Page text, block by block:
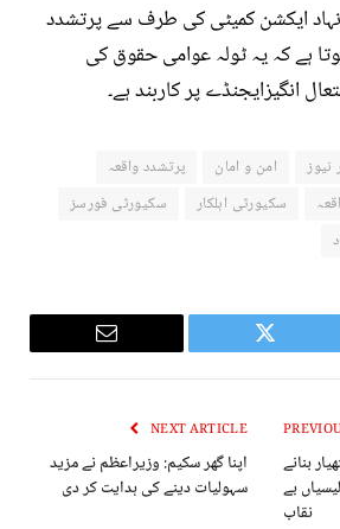
ایکشن کمیٹی کی طرف سے پرتشدد
ہے کہ یہ ٹولہ عوامی حقوق کی
انگیزایجنڈے پر کاربند ہے۔
نیوز امن و امان
پرتشدد واقعہ
سکیورٹی اہلکار
سکیورٹی فورسز
Twitter
Email
بنانے
بے
نقاب
NEXT ARTICLE
اپنا گھر سکیم: وزیراعظم نے مزید
سہولیات دینے کی ہدایت کر دی